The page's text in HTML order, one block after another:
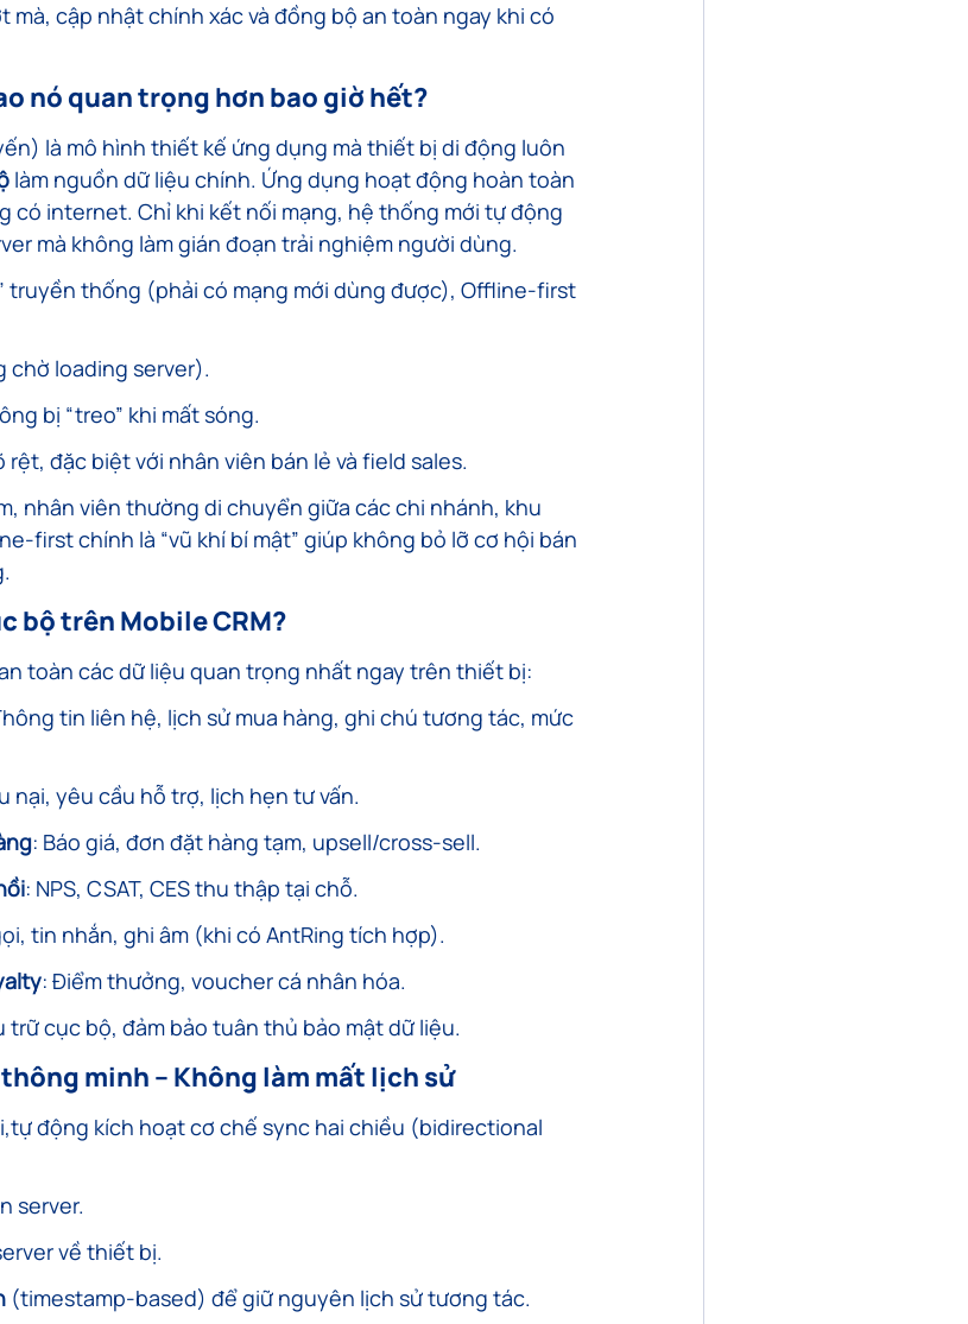
mà, cập nhật chính xác và đồng bộ an toàn ngay khi có
nó quan trọng hơn bao giờ hết?
là mô hình thiết kế ứng dụng mà thiết bị di động luôn
làm nguồn dữ liệu chính. Ứng dụng hoạt động hoàn toàn
có internet. Chỉ khi kết nối mạng, hệ thống mới tự động
mà không làm gián đoạn trải nghiệm người dùng.
truyền thống (phải có mạng mới dùng được), Offline-first
chờ loading server).
bị “treo” khi mất sóng.
đặc biệt với nhân viên bán lẻ và field sales.
nhân viên thường di chuyển giữa các chi nhánh, khu
first chính là “vũ khí bí mật” giúp không bỏ lỡ cơ hội bán
bộ trên Mobile CRM?
toàn các dữ liệu quan trọng nhất ngay trên thiết bị:
tin liên hệ, lịch sử mua hàng, ghi chú tương tác, mức
nại, yêu cầu hỗ trợ, lịch hẹn tư vấn.
: Báo giá, đơn đặt hàng tạm, upsell/cross-sell.
: NPS, CSAT, CES thu thập tại chỗ.
tin nhắn, ghi âm (khi có AntRing tích hợp).
: Điểm thưởng, voucher cá nhân hóa.
trữ cục bộ, đảm bảo tuân thủ bảo mật dữ liệu.
minh – Không làm mất lịch sử
động kích hoạt cơ chế sync hai chiều (bidirectional
server.
về thiết bị.
(timestamp-based) để giữ nguyên lịch sử tương tác.